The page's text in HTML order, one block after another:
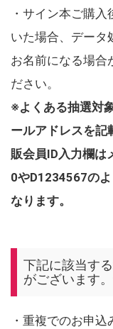
・サイン本ご購
いた場合、データ
お名前になる場合
ださい。
※よくある抽選対
ールアドレスを記
販会員ID入力欄は
0やD1234567の
なります。
下記に該当す
がございます
・重複でのお申込